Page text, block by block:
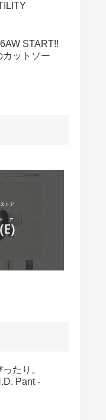
START!!
カットソー
たり。
Pant -